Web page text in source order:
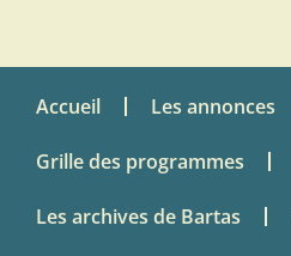
Accueil Les annonces
Grille des programmes
Les archives de Bartas